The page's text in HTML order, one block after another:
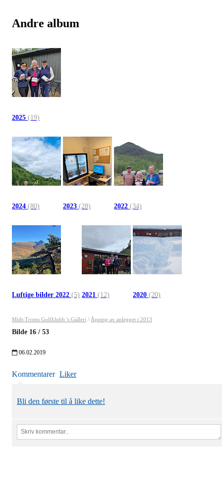
Andre album
2025 (19)
2024 (80) 2023 (28) 2022 (34)
Luftige bilder 2022 (5) 2021 (12) 2020 (20)
Midt-Troms Golfklubb 's Galleri / Åpning av anlegget i 2013
Bilde 16 / 53
06.02.2019
Kommentarer Liker
Bli den første til å like dette!